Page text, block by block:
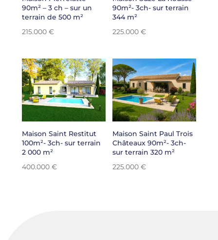
90m² – 3 ch – sur un
terrain de 500 m²
215.000 €
90m²- 3ch- sur terrain
344 m²
225.000€
Maison Saint Restitut
100m²- 3ch- sur terrain
2 000 m²
400.000 €
Maison Saint Paul Trois
Châteaux 90m²- 3ch-
sur terrain 320 m²
225.000€